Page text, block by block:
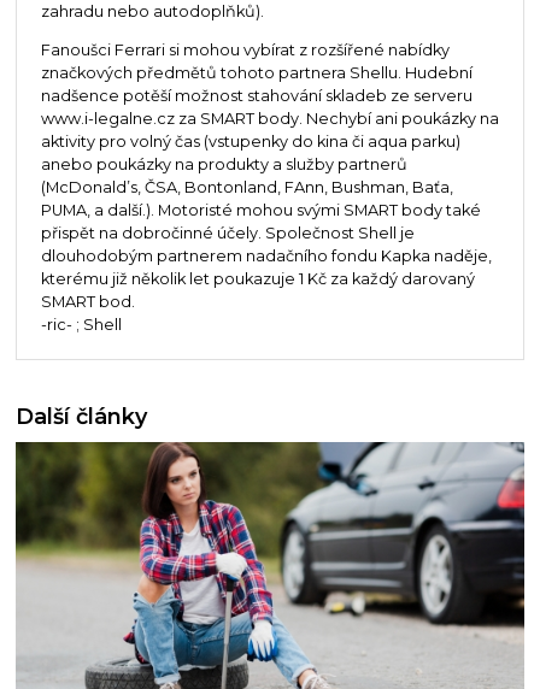
zahradu nebo autodoplňků).
Fanoušci Ferrari si mohou vybírat z rozšířené nabídky
značkových předmětů tohoto partnera Shellu. Hudební
nadšence potěší možnost stahování skladeb ze serveru
www.i-legalne.cz za SMART body. Nechybí ani poukázky na
aktivity pro volný čas (vstupenky do kina či aqua parku)
anebo poukázky na produkty a služby partnerů
(McDonald’s, ČSA, Bontonland, FAnn, Bushman, Baťa,
PUMA, a další.). Motoristé mohou svými SMART body také
přispět na dobročinné účely. Společnost Shell je
dlouhodobým partnerem nadačního fondu Kapka naděje,
kterému již několik let poukazuje 1 Kč za každý darovaný
SMART bod.
-ric- ; Shell
Další články